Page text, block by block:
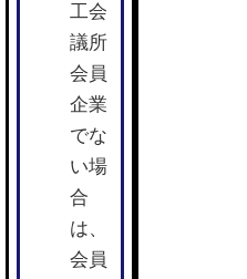
工会
議所
会員
企業
でな
い場
合
は、
会員